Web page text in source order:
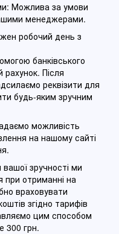
Можлива за умови
менеджерами.
робочий день з
банківського
Після
реквізити для
будь-яким зручним
можливість
на нашому сайті
зручності ми
при отриманні на
враховувати
згідно тарифів
цим способом
300 грн.